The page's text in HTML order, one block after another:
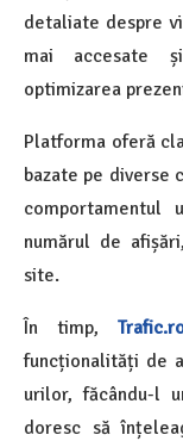
detaliate despre
mai accesate
optimizarea
Platforma oferă
bazate pe diverse
numărul de
site.
În timp,
funcționalități de
urilor, făcându-l
doresc să